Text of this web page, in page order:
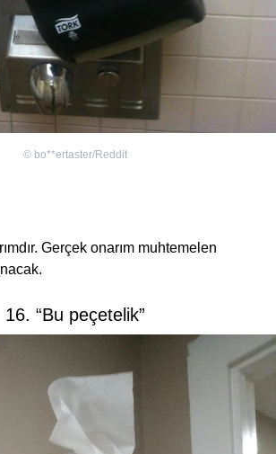
© bo**ertaster/Reddit
Gerçek onarım muhtemelen
16. “Bu peçetelik”